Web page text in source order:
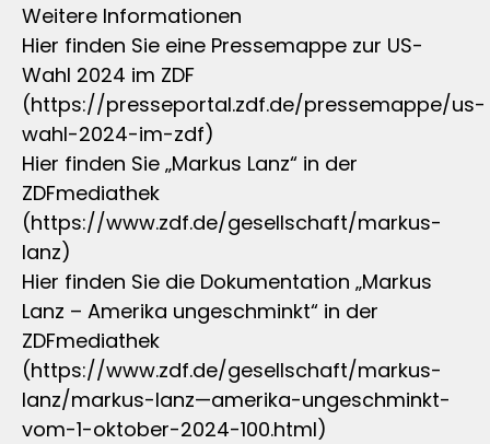
Weitere Informationen
Hier finden Sie eine Pressemappe zur US-
Wahl 2024 im ZDF
(https://presseportal.zdf.de/pressemappe/us-
wahl-2024-im-zdf)
Hier finden Sie „Markus Lanz“ in der
ZDFmediathek
(https://www.zdf.de/gesellschaft/markus-
lanz)
Hier finden Sie die Dokumentation „Markus
Lanz – Amerika ungeschminkt“ in der
ZDFmediathek
(https://www.zdf.de/gesellschaft/markus-
lanz/markus-lanz—amerika-ungeschminkt-
vom-1-oktober-2024-100.html)